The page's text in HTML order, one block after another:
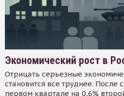
Экономический рост в
Отрицать серьезные
становится все труднее.
первом квартале на 0,6%